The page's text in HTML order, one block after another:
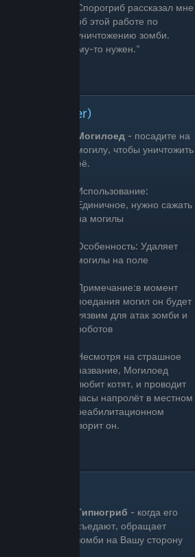
Спорогриб рассказал мне
об этой работе по
уничтожению зомби.
настоящему кому-то нужен."
Buster)
Могилоед - посадите на
могилу, чтобы уничтожить
её.
Использование:
Единичное, нужно сажать
на могилы
Особенность: Удаляет
могилы на поле
Примечание:в момент
поедания могил он будет
уязвим для атак зомби и
роботов
Несмотря на страшное
название, Могилоед
любит котят, и проводит
часы напролёт в местном
реабилитационном
дело" - говорит он.
Гипногриб - когда его
съедают, обращает
зомби на Вашу сторону